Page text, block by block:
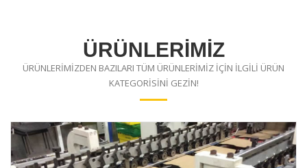
ÜRÜNLERİMİZ
ÜRÜNLERİMİZDEN BAZILARI TÜM ÜRÜNLERİMİZ İÇİN İLGİLİ ÜRÜN
KATEGORİSİNİ GEZİN!